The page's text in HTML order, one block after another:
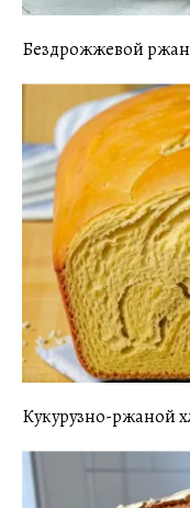
Бездрожжевой
Кукурузно-ржаной